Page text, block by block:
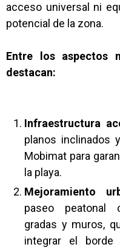
acceso universal ni
potencial de la zona.
Entre los aspectos
destacan:
Infraestructura
planos inclinados
Mobimat para
la playa.
Mejoramiento
paseo peatonal
gradas y muros,
integrar el